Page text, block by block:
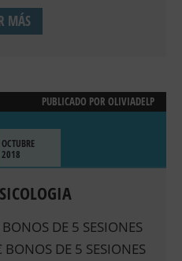
MÁS
PUBLICADO POR OLIVIADELP
OCTUBRE
2018
DE 5 SESIONES
DE 5 SESIONES